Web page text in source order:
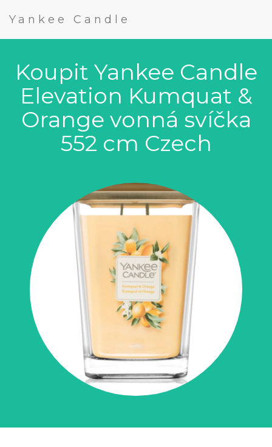
Yankee Candle
Koupit Yankee Candle
Elevation Kumquat &
Orange vonná svíčka
552 cm Czech